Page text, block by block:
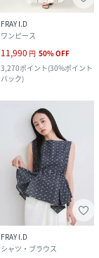
FRAY I.D
ワンピース
11,990 円 50%OFF
3,270ポイント(30%ポイント
バック)
FRAY I.D
シャツ・ブラウス